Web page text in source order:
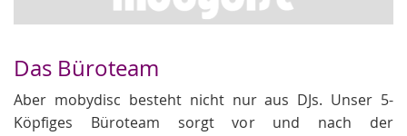
Das Büroteam
Aber mobydisc besteht nicht nur aus DJs. Unser 5-
Köpfiges Büroteam sorgt vor und nach der